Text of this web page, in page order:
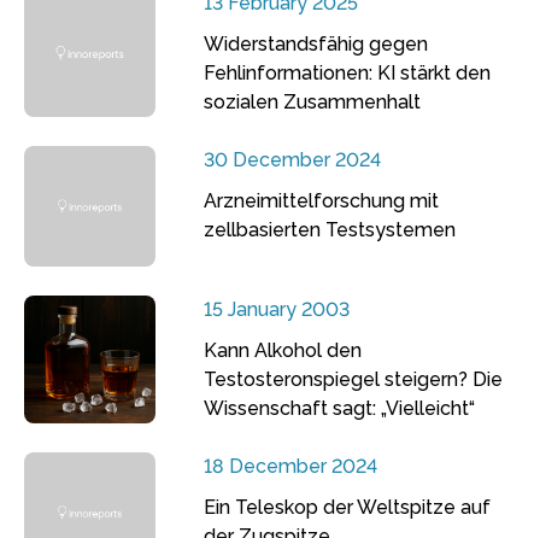
Widerstandsfähig gegen
Fehlinformationen: KI stärkt den
sozialen Zusammenhalt
30 December 2024
Arzneimittelforschung mit
zellbasierten Testsystemen
15 January 2003
Kann Alkohol den
Testosteronspiegel steigern? Die
Wissenschaft sagt: „Vielleicht“
18 December 2024
Ein Teleskop der Weltspitze auf